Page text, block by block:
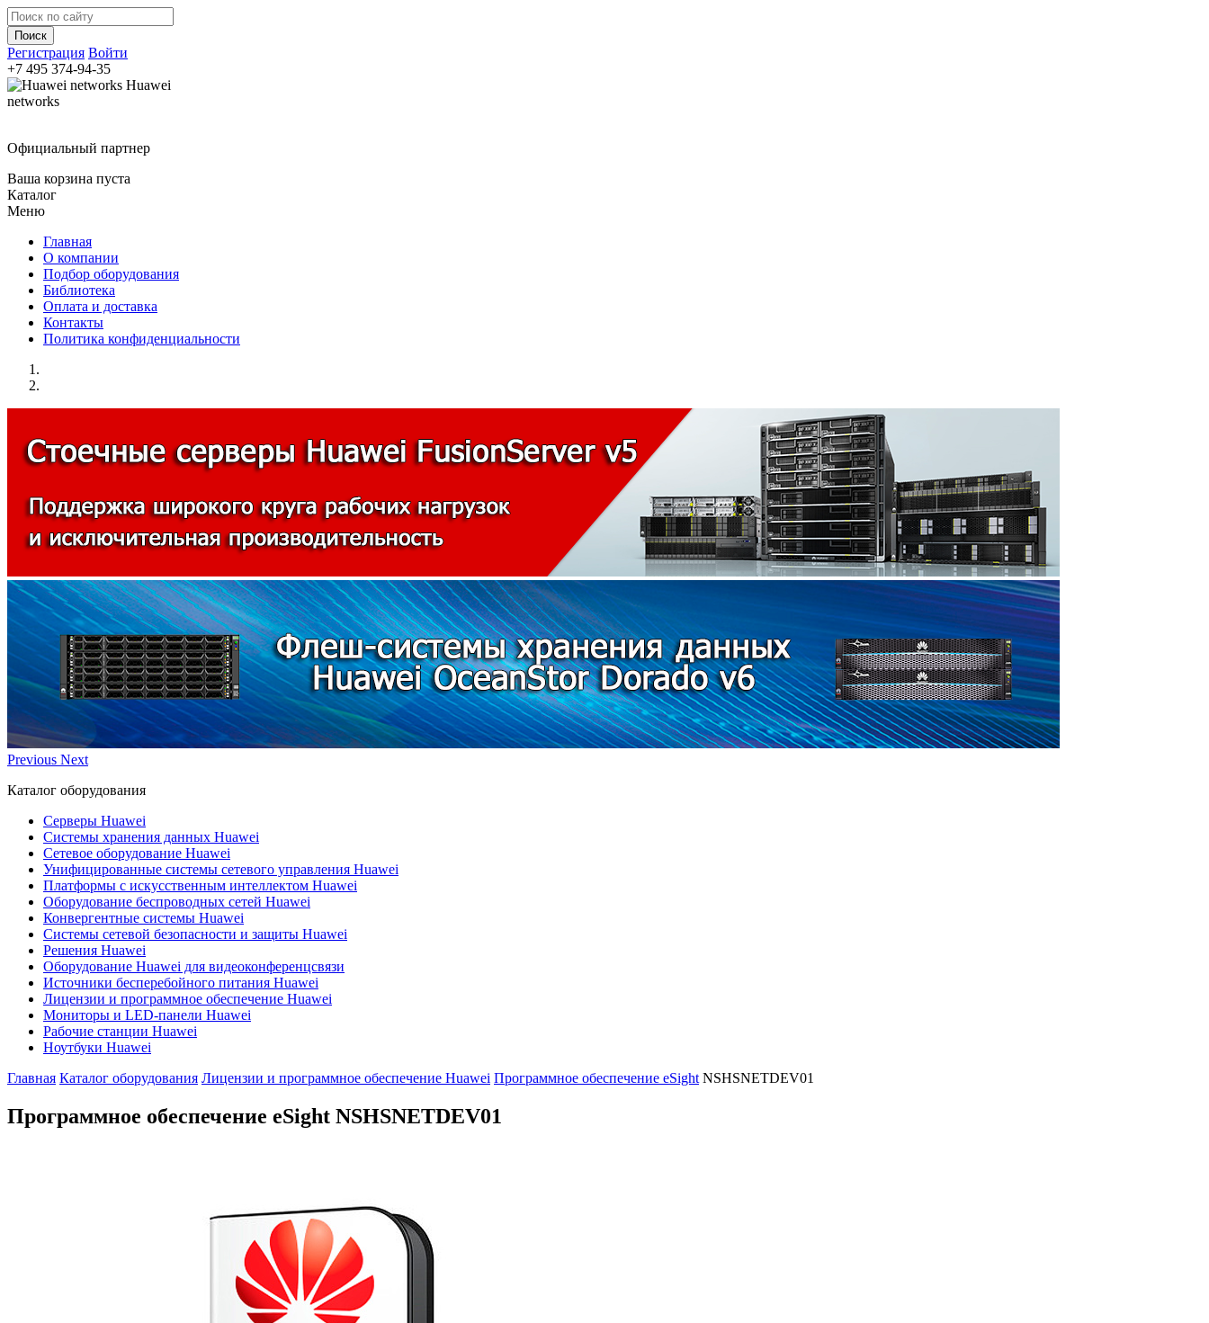
Регистрация Войти
+7 495 374-94-35
Huawei
networks
Официальный партнер
Ваша корзина пуста
Каталог
Меню
Главная
О компании
Подбор оборудования
Библиотека
Оплата и доставка
Контакты
Политика конфиденциальности
Previous Next
Каталог оборудования
Серверы Huawei
Системы хранения данных Huawei
Сетевое оборудование Huawei
Унифицированные системы сетевого управления Huawei
Платформы с искусственным интеллектом Huawei
Оборудование беспроводных сетей Huawei
Конвергентные системы Huawei
Системы сетевой безопасности и защиты Huawei
Решения Huawei
Оборудование Huawei для видеоконференцсвязи
Источники бесперебойного питания Huawei
Лицензии и программное обеспечение Huawei
Мониторы и LED-панели Huawei
Рабочие станции Huawei
Ноутбуки Huawei
Главная Каталог оборудования Лицензии и программное обеспечение Huawei Программное обеспечение eSight NSHSNETDEV01
Программное обеспечение eSight NSHSNETDEV01